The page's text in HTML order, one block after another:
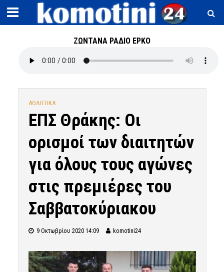
ΖΩΝΤΑΝΑ ΡΑΔΙΟ ΕΡΚΟ
ΑΘΛΗΤΙΚΑ
ΕΠΣ Θράκης: Οι
ορισμοί των διαιτητών
για όλους τους αγώνες
στις πρεμιέρες του
Σαββατοκύριακου
9 Οκτωβρίου 2020 14:09 komotini24